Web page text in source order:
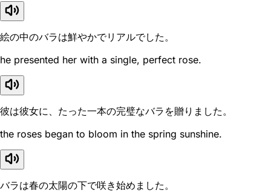
絵の中のバラは鮮やかでリアルでした。
he presented her with a single, perfect rose.
彼は彼女に、たった一本の完璧なバラを贈りました。
the roses began to bloom in the spring sunshine.
バラは春の太陽の下で咲き始めました。